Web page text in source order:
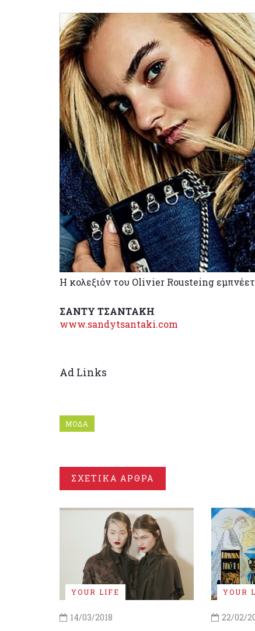
Η κολεξιόν του Olivier Rousteing
ΣΑΝΤΥ ΤΣΑΝΤΑΚΗ
www.sandytsantaki.com
Ad Links
ΜΟΔΑ
ΣΧΕΤΙΚΑ ΑΡΘΡΑ
YOUR LIFE
14/03/2018
YOUR
22/02/